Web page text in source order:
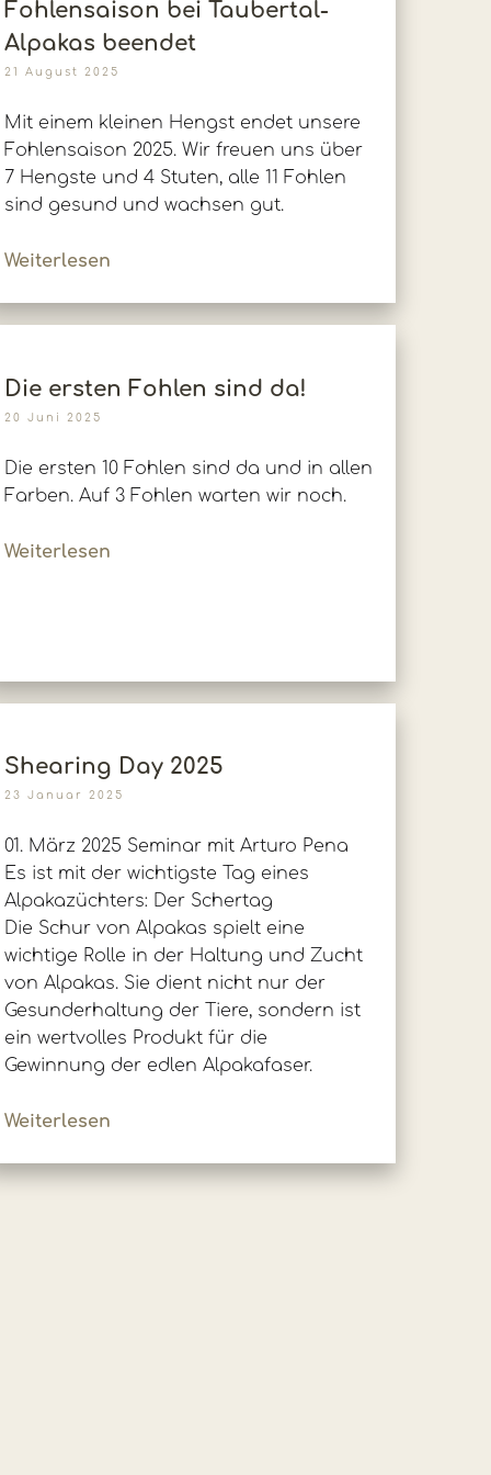
Fohlensaison bei Taubertal-
Alpakas beendet
21 August 2025
Mit einem kleinen Hengst endet unsere
Fohlensaison 2025. Wir freuen uns über
7 Hengste und 4 Stuten, alle 11 Fohlen
sind gesund und wachsen gut.
Weiterlesen
Die ersten Fohlen sind da!
20 Juni 2025
Die ersten 10 Fohlen sind da und in allen
Farben. Auf 3 Fohlen warten wir noch.
Weiterlesen
Shearing Day 2025
23 Januar 2025
01. März 2025 Seminar mit Arturo Pena
Es ist mit der wichtigste Tag eines
Alpakazüchters: Der Schertag
Die Schur von Alpakas spielt eine
wichtige Rolle in der Haltung und Zucht
von Alpakas. Sie dient nicht nur der
Gesunderhaltung der Tiere, sondern ist
ein wertvolles Produkt für die
Gewinnung der edlen Alpakafaser.
Weiterlesen